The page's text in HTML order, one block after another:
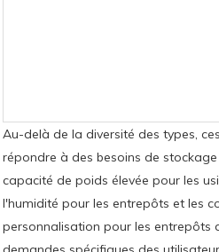
Au-delà de la diversité des types,
répondre à des besoins de
capacité de poids élevée pour les
l'humidité pour les entrepôts et les
personnalisation pour les entrepôts